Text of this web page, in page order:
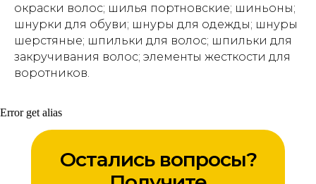
окраски волос; шилья портновские; шиньоны;
шнурки для обуви; шнуры для одежды; шнуры
шерстяные; шпильки для волос; шпильки для
закручивания волос; элементы жесткости для
воротников.
Error get alias
Остались вопросы?